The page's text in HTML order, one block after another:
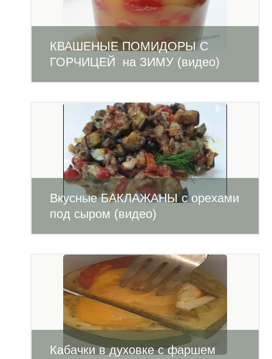
КВАШЕНЫЕ ПОМИДОРЫ С
ГОРЧИЦЕЙ на ЗИМУ (видео)
Вкусные БАКЛАЖАНЫ с орехами
под сыром (видео)
Кабачки в духовке с фаршем